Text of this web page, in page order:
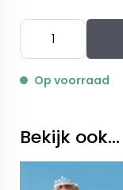
Op voorraad
Bekijk ook...